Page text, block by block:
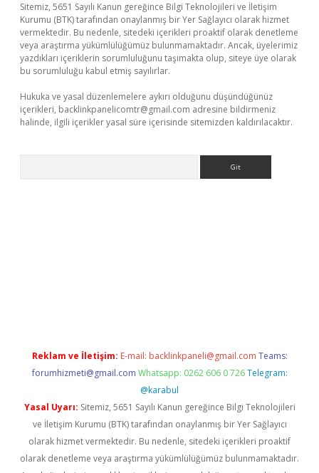
Sitemiz, 5651 Sayılı Kanun gereğince Bilgi Teknolojileri ve İletişim
Kurumu (BTK) tarafından onaylanmış bir Yer Sağlayıcı olarak hizmet
vermektedir. Bu nedenle, sitedeki içerikleri proaktif olarak denetleme
veya araştırma yükümlülüğümüz bulunmamaktadır. Ancak, üyelerimiz
yazdıkları içeriklerin sorumluluğunu taşımakta olup, siteye üye olarak
bu sorumluluğu kabul etmiş sayılırlar.
Hukuka ve yasal düzenlemelere aykırı olduğunu düşündüğünüz
içerikleri, backlinkpanelicomtr@gmail.com adresine bildirmeniz
halinde, ilgili içerikler yasal süre içerisinde sitemizden kaldırılacaktır.
Reklam ve İletişim: E-mail: backlinkpaneli@gmail.com Teams:
forumhizmeti@gmail.com Whatsapp: 0262 606 0 726 Telegram:
@karabul
Yasal Uyarı: Sitemiz, 5651 Sayılı Kanun gereğince Bilgi Teknolojileri
ve İletişim Kurumu (BTK) tarafından onaylanmış bir Yer Sağlayıcı
olarak hizmet vermektedir. Bu nedenle, sitedeki içerikleri proaktif
olarak denetleme veya araştırma yükümlülüğümüz bulunmamaktadır.